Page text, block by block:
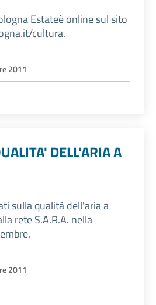
Estateè online sul sito
cultura.
2011
DELL'ARIA A
sulla qualità dell'aria a
rete S.A.R.A. nella
2011